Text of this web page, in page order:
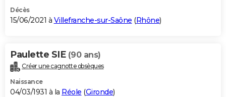
Décès
15/06/2021 à Villefranche-sur-Saône (Rhône)
Paulette SIE (90 ans)
Créer une cagnotte obsèques
Naissance
04/03/1931 à la Réole (Gironde)